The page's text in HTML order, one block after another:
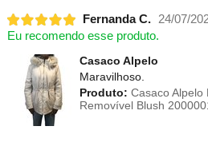
Fernanda C.
24/07/
Eu recomendo esse produto.
Casaco Alpelo
Maravilhoso.
Produto: Casaco Alpelo
Removível Blush